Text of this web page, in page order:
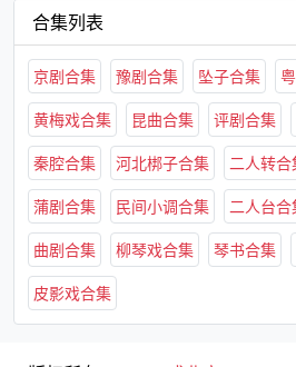
合集列表
京剧合集 豫剧合集 坠子合集
黄梅戏合集 昆曲合集 评剧合集
秦腔合集 河北梆子合集 二人转合
蒲剧合集 民间小调合集 二人台合
曲剧合集 柳琴戏合集 琴书合集
皮影戏合集